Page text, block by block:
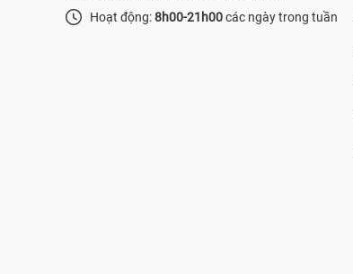
Hoạt động:8h00-21h00các ngày trong tuần